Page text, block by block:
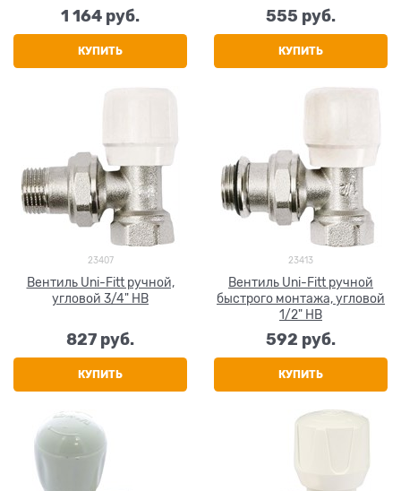
1 164 руб.
КУПИТЬ
555 руб.
КУПИТЬ
23407
Вентиль Uni-Fitt ручной,
угловой 3/4" НВ
827 руб.
КУПИТЬ
23413
Вентиль Uni-Fitt ручной
быстрого монтажа, угловой
1/2" НВ
592 руб.
КУПИТЬ